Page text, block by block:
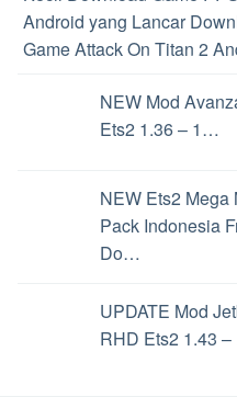
Android yang Lancar
Game Attack On Titan 2
Google Drive Limit
Memainkan Game PS2 di Hp
Perbedaan
dan PPSSPP Gold Cara
Memainkan Game PS2 di
Perbedaan File ISO dan
Penghasil uang Langsung
Game Penghasil
NEW Mod
Ets2 1.36 – 1…
NEW Ets2 Mega
Pack Indonesia
Do…
UPDATE Mod
RHD Ets2 1.43